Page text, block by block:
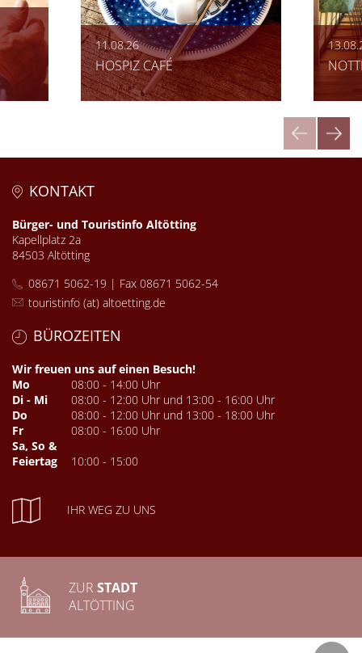
11.08.26
HOSPIZ CAFÉ
KONTAKT
Bürger- und Touristinfo Altötting
Kapellplatz 2a
84503 Altötting
08671 5062-19 | Fax 08671 5062-54
touristinfo (at) altoetting.de
BÜROZEITEN
Wir freuen uns auf einen Besuch!
Mo
08:00 - 14:00 Uhr
Di - Mi
08:00 - 12:00 Uhr und 13:00 - 16:00 Uhr
Do
08:00 - 12:00 Uhr und 13:00 - 18:00 Uhr
Fr
08:00 - 16:00 Uhr
Sa, So &
Feiertag
10:00 - 15:00
IHR WEG ZU UNS
ZUR STADT
ALTÖTTING